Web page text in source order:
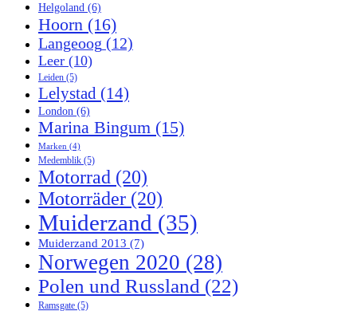
Helgoland (6)
Hoorn (16)
Langeoog (12)
Leer (10)
Leiden (5)
Lelystad (14)
London (6)
Marina Bingum (15)
Marken (4)
Medemblik (5)
Motorrad (20)
Motorräder (20)
Muiderzand (35)
Muiderzand 2013 (7)
Norwegen 2020 (28)
Polen und Russland (22)
Ramsgate (5)